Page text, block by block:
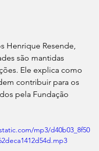
Henrique Resende,
são mantidas
Ele explica como
contribuir para os
pela Fundação
mp3/d40b03_8f50